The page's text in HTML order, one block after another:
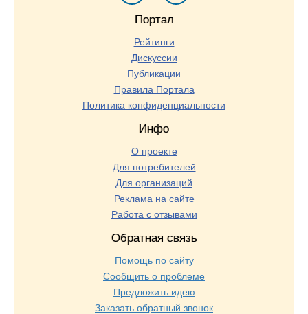
Портал
Рейтинги
Дискуссии
Публикации
Правила Портала
Политика конфиденциальности
Инфо
О проекте
Для потребителей
Для организаций
Реклама на сайте
Работа с отзывами
Обратная связь
Помощь по сайту
Сообщить о проблеме
Предложить идею
Заказать обратный звонок